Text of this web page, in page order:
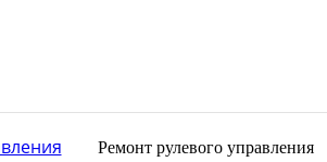
Ремонт рулевого управления